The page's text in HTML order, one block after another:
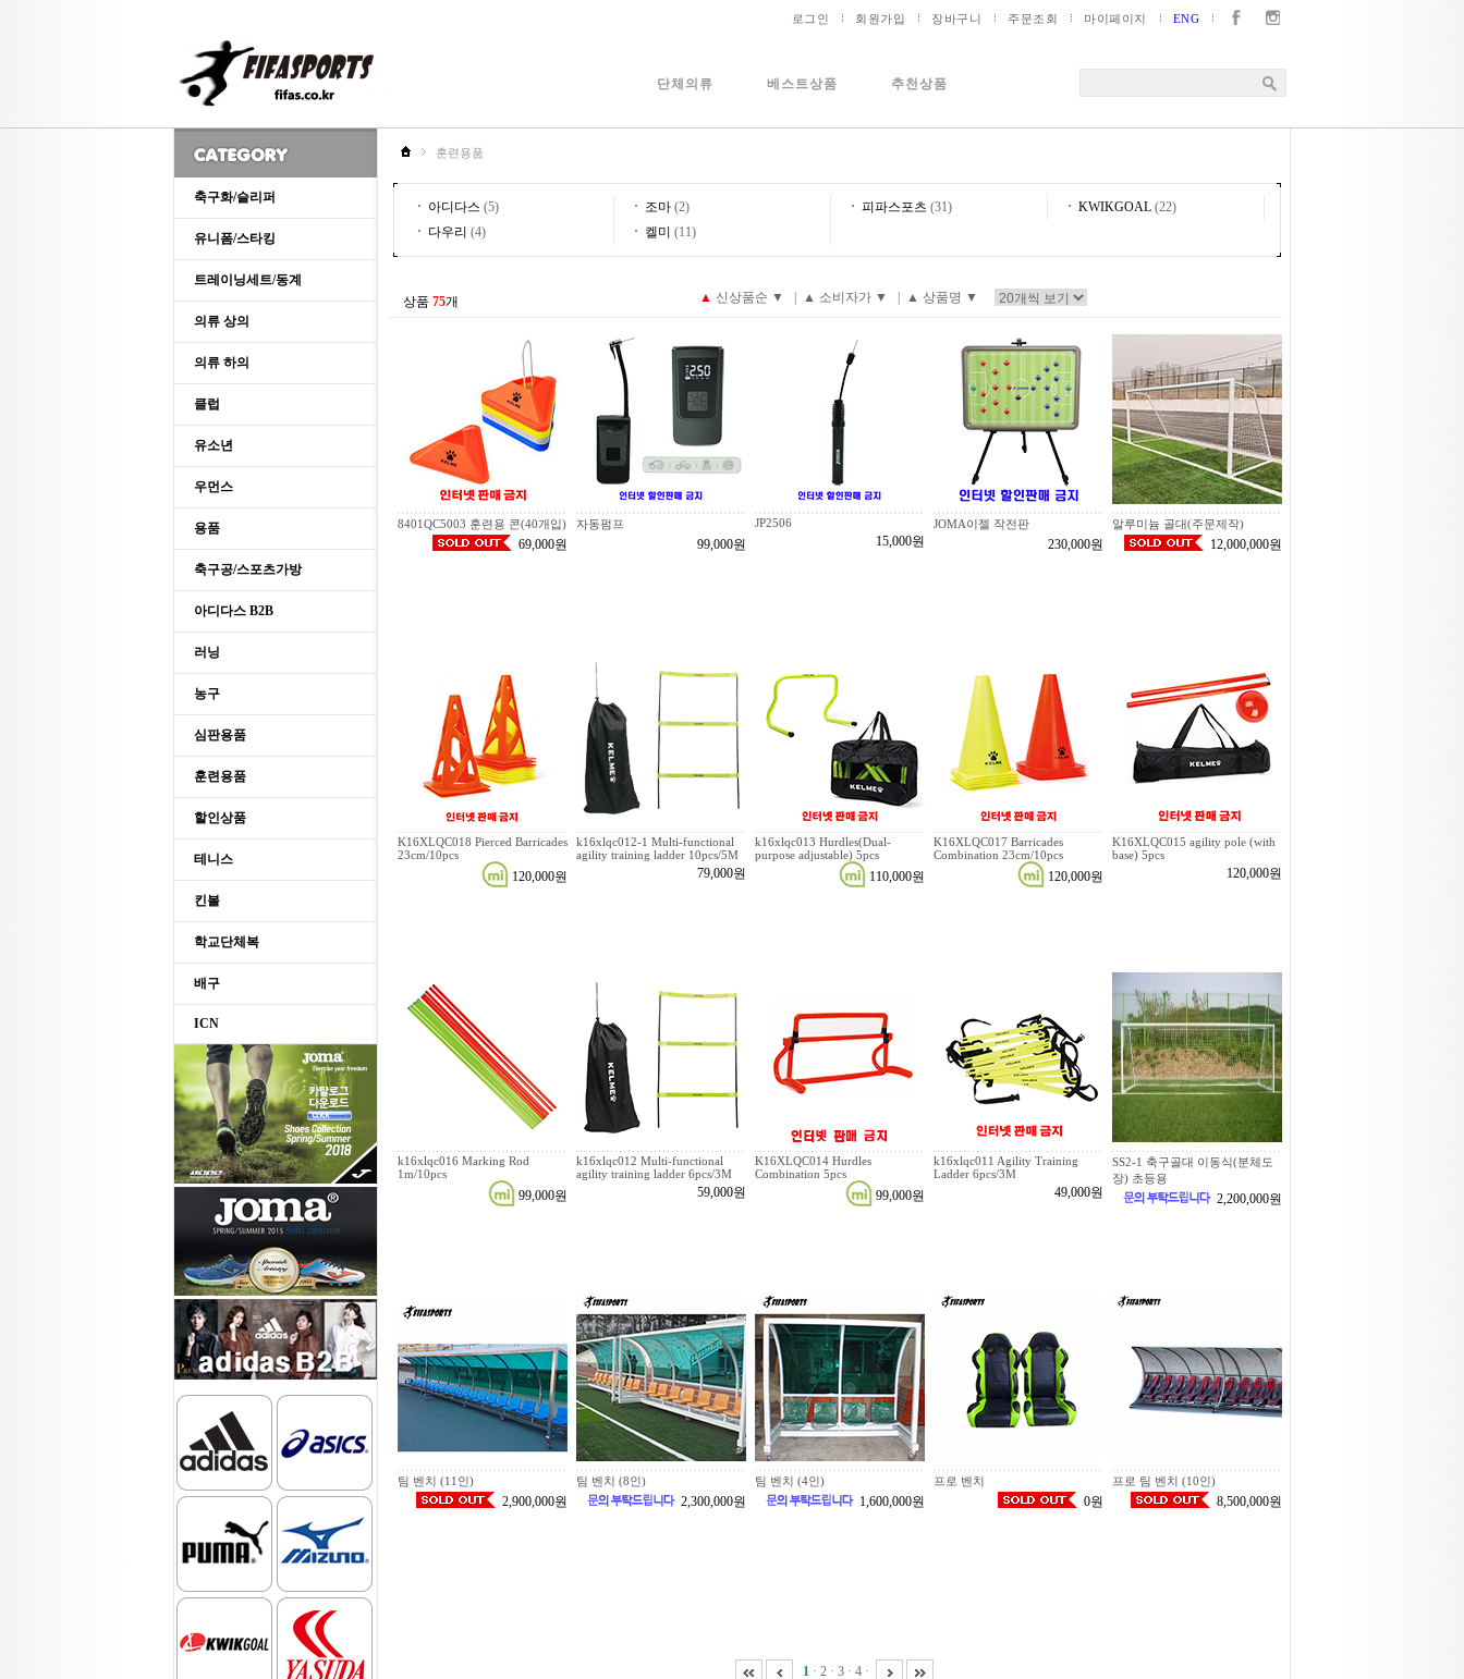
로그인 회원가입 장바구니 주문조회 마이페이지 ENG
단체의류 베스트상품 추천상품
축구화/슬리퍼
유니폼/스타킹
트레이닝세트/동계
의류 상의
의류 하의
클럽
유소년
우먼스
용품
축구공/스포츠가방
아디다스 B2B
러닝
농구
심판용품
훈련용품
할인상품
테니스
킨볼
학교단체복
배구
ICN
훈련용품
아디다스 (5) 조마(2) 피파스포츠 (31) KWIKGOAL(22)
다우리 (4) 켈미 (11)
상품 75개 ▲ 신상품순 ▼ ▲ 소비자가 ▼ ▲ 상품명 ▼
8401QC5003 훈련용 콘(40개입)
69,000원
자동펌프
99,000원
JP2506
15,000원
JOMA이젤 작전판
230,000원
알루미늄 골대(주문제작)
12,000,000원
K16XLQC018 Pierced Barricades
23cm/10pcs
120,000원
k16xlqc012-1 Multi-functional
agility training ladder 10pcs/5M
79,000원
k16xlqc013 Hurdles(Dual-
purpose adjustable) 5pcs
110,000원
K16XLQC017 Barricades
Combination 23cm/10pcs
120,000원
K16XLQC015 agility pole (with
base) 5pcs
120,000원
k16xlqc016 Marking Rod
1m/10pcs
99,000원
k16xlqc012 Multi-functional
agility training ladder 6pcs/3M
59,000원
K16XLQC014 Hurdles
Combination 5pcs
99,000원
k16xlqc011 Agility Training
Ladder 6pcs/3M
49,000원
SS2-1 축구골대 이동식(분체도
장) 초등용
2,200,000원
팀 벤치 (11인)
2,900,000원
팀 벤치 (8인)
2,300,000원
팀 벤치 (4인)
1,600,000원
프로 벤치
0원
프로 팀 벤치 (10인)
8,500,000원
1· 2· 3· 4·